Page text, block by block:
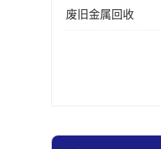
废旧金属回收